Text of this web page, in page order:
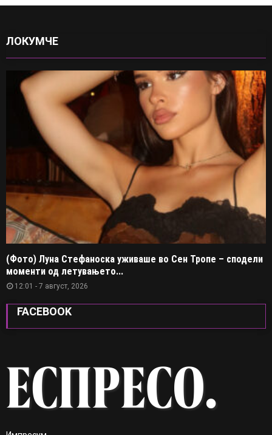
ЛОКУМЧЕ
(Фото) Луна Стефаноска уживаше во Сен Тропе – сподели
моменти од летувањето...
12:01 - 7 август, 2026
FACEBOOK